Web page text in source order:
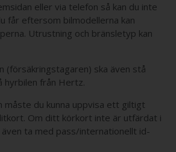
eller via telefon så kan du inte
får eftersom bilmodellerna kan
Utrustning och bränsletyp kan
(försäkringstagaren) ska även stå
hyrbilen från Hertz.
måste du kunna uppvisa ett giltigt
Om ditt körkort inte är utfärdat i
ta med pass/internationellt id-